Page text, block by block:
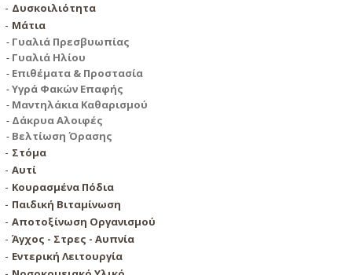
Δυσκοιλιότητα
Μάτια
Γυαλιά Πρεσβυωπίας
Γυαλιά Ηλίου
Επιθέματα & Προστασία
Υγρά Φακών Επαφής
Μαντηλάκια Καθαρισμού
Δάκρυα Αλοιφές
Βελτίωση Όρασης
Στόμα
Αυτί
Κουρασμένα Πόδια
Παιδική Βιταμίνωση
Αποτοξίνωση Οργανισμού
Άγχος - Στρες - Αυπνία
Εντερική Λειτουργία